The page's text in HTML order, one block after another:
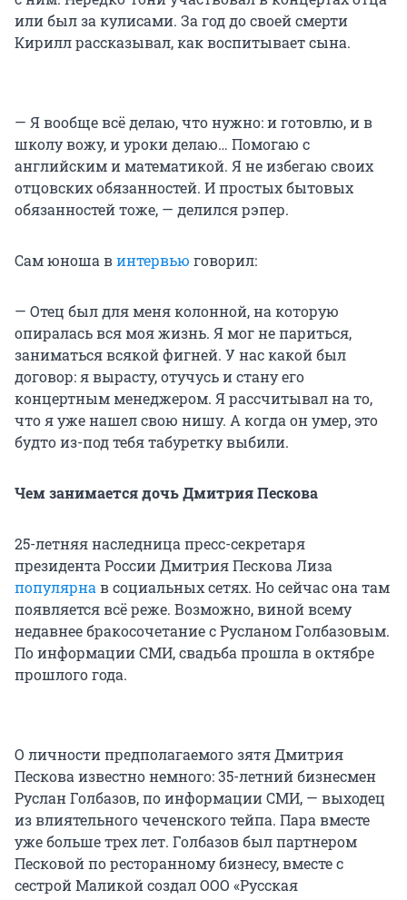
или был за кулисами. За год до своей смерти
Кирилл рассказывал, как воспитывает сына.
— Я вообще всё делаю, что нужно: и готовлю, и в
школу вожу, и уроки делаю… Помогаю с
английским и математикой. Я не избегаю своих
отцовских обязанностей. И простых бытовых
обязанностей тоже, — делился рэпер.
Сам юноша винтервью говорил:
— Отец был для меня колонной, на которую
опиралась вся моя жизнь. Я мог не париться,
заниматься всякой фигней. У нас какой был
договор: я вырасту, отучусь и стану его
концертным менеджером. Я рассчитывал на то,
что я уже нашел свою нишу. А когда он умер, это
будто из-под тебя табуретку выбили.
Чем занимается дочь Дмитрия Пескова
25-летняя наследница пресс-секретаря
президента России Дмитрия Пескова Лиза
популярна в социальных сетях. Но сейчас она там
появляется всё реже. Возможно, виной всему
недавнее бракосочетание с Русланом Голбазовым.
По информации СМИ, свадьба прошла в октябре
прошлого года.
О личности предполагаемого зятя Дмитрия
Пескова известно немного: 35-летний бизнесмен
Руслан Голбазов, по информации СМИ, — выходец
из влиятельного чеченского тейпа. Пара вместе
уже больше трех лет. Голбазов был партнером
Песковой по ресторанному бизнесу, вместе с
сестрой Маликой создал ООО «Русская